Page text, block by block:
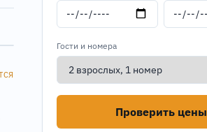
Гости и номера
Проверить цены